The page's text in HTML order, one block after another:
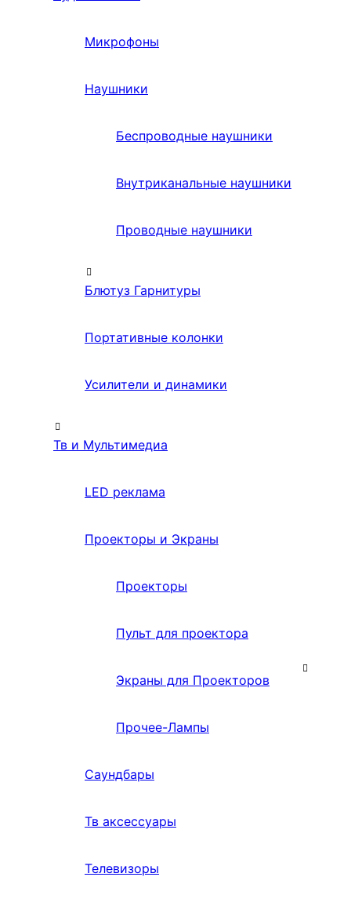
Микрофоны
Наушники
Беспроводные наушники
Внутриканальные наушники
Проводные наушники
Блютуз Гарнитуры
Портативные колонки
Усилители и динамики
Тв и Мультимедиа
LED реклама
Проекторы и Экраны
Проекторы
Пульт для проектора
Экраны для Проекторов
Прочее-Лампы
Саундбары
Тв аксессуары
Телевизоры